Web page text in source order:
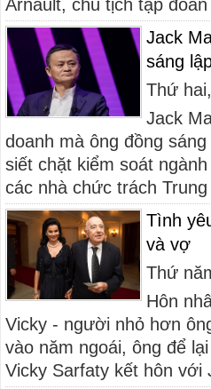
Arnault, chủ tịch tập
Jack
sáng
Thứ
Jack
doanh mà ông đồng
siết chặt kiểm soát
các nhà chức trách
Tình
và vợ
Thứ
Hôn
Vicky - người nhỏ hơn
vào năm ngoái, ông để
Vicky Sarfaty kết hôn